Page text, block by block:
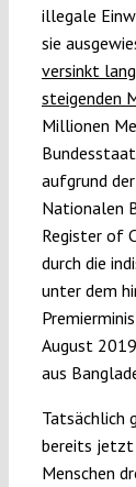
illegale
sie
versinkt
steigenden
Millionen
aufgrund
Nationalen
Register of
durch die
unter dem
August
aus
Tatsächlich
bereits jetzt
Menschen